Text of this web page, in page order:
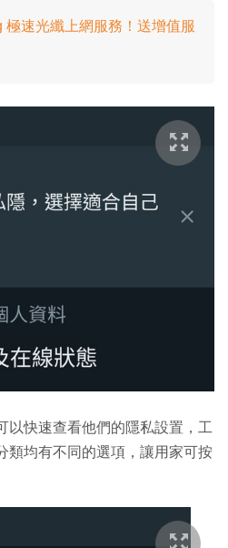
極速光纖上網服務！送增值服
以快速查看他們的隱私設置，工
類均有不同的選項，讓用家可按